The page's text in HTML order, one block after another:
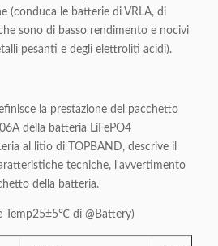
(conduca le batterie di VRLA, di
sono di basso rendimento e nocivi
pesanti e degli elettroliti acidi).
la prestazione del pacchetto
della batteria LiFePO4
al litio di TOPBAND, descrive il
tecniche, l'avvertimento
della batteria.
Temp25±5℃ di @Battery)